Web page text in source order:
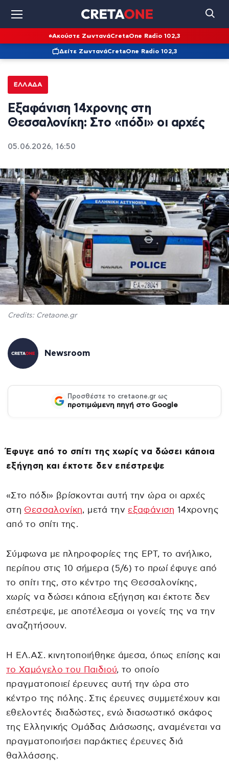
Ακούστε ΖωντανάCretaOne Radio 102,3
Δείτε ΖωντανάCretaOne Radio 102,3
ΕΛΛΆΔΑ
Εξαφάνιση 14χρονης στη
Θεσσαλονίκη: Στο «πόδι» οι αρχές
05.06.2026, 16:50
Credits: Cretaone.gr
Newsroom
Προσθέστε το cretaone.gr ως
προτιμώμενη πηγή στο Google
Έφυγε από το σπίτι της χωρίς να δώσει κάποια
εξήγηση και έκτοτε δεν επέστρεψε
«Στο πόδι» βρίσκονται αυτή την ώρα οι αρχές
στη Θεσσαλονίκη, μετά την εξαφάνιση 14χρονης
από το σπίτι της.
Σύμφωνα με πληροφορίες της ΕΡΤ, το ανήλικο,
περίπου στις 10 σήμερα (5/6) το πρωί έφυγε από
το σπίτι της, στο κέντρο της Θεσσαλονίκης,
χωρίς να δώσει κάποια εξήγηση και έκτοτε δεν
επέστρεψε, με αποτέλεσμα οι γονείς της να την
αναζητήσουν.
Η ΕΛ.ΑΣ. κινητοποιήθηκε άμεσα, όπως επίσης και
το Χαμόγελο του Παιδιού, το οποίο
πραγματοποιεί έρευνες αυτή την ώρα στο
κέντρο της πόλης. Στις έρευνες συμμετέχουν και
εθελοντές διαδώστες, ενώ διασωστικό σκάφος
της Ελληνικής Ομάδας Διάσωσης, αναμένεται να
πραγματοποιήσει παράκτιες έρευνες διά
θαλλάσσης.